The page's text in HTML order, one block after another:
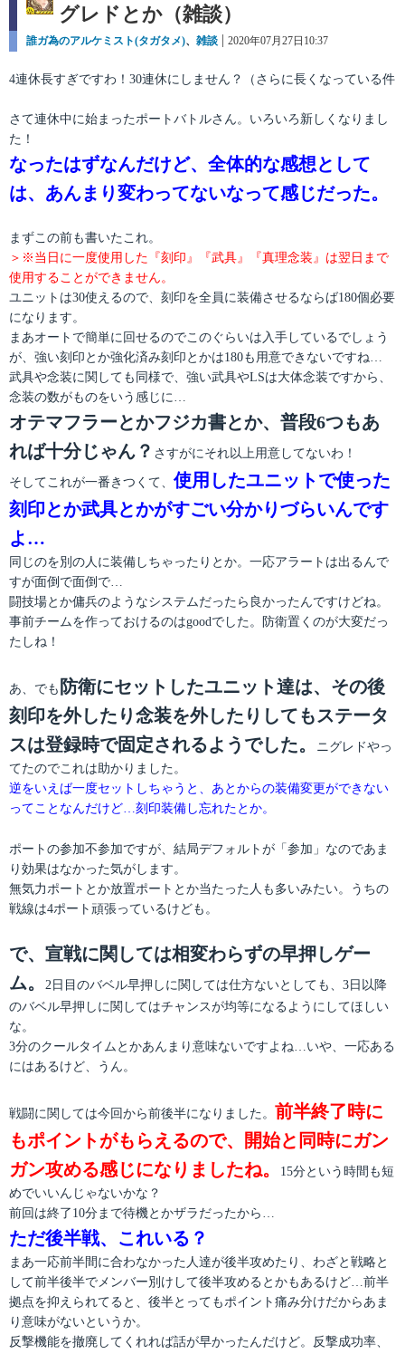
グレドとか（雑談）
カ
ゴ
誰ガ為のアルケミスト(タガタメ)、 雑談
投
日:
2020年07月27日10:37
4連休長すぎですわ！30連休にしません？（さらに長くなっている件
さて連休中に始まったポートバトルさん。いろいろ新しくなりまし
た！
なったはずなんだけど、全体的な感想として
は、あんまり変わってないなって感じだった。
まずこの前も書いたこれ。
＞※当日に一度使用した『刻印』『武具』『真理念装』は翌日まで
使用することができません。
ユニットは30使えるので、刻印を全員に装備させるならば180個必要
になります。
まあオートで簡単に回せるのでこのぐらいは入手しているでしょう
が、強い刻印とか強化済み刻印とかは180も用意できないですね…
武具や念装に関しても同様で、強い武具やLSは大体念装ですから、
念装の数がものをいう感じに…
オテマフラーとかフジカ書とか、普段6つもあ
れば十分じゃん？ さすがにそれ以上用意してないわ！
そしてこれが一番きつくて、 使用したユニットで使った
刻印とか武具とかがすごい分かりづらいんです
よ…
同じのを別の人に装備しちゃったりとか。一応アラートは出るんで
すが面倒で面倒で…
闘技場とか傭兵のようなシステムだったら良かったんですけどね。
事前チームを作っておけるのはgoodでした。防衛置くのが大変だっ
たしね！
あ、でも 防衛にセットしたユニット達は、その後
刻印を外したり念装を外したりしてもステータ
スは登録時で固定されるようでした。
ニグレドやっ
てたのでこれは助かりました。
逆をいえば一度セットしちゃうと、あとからの装備変更ができない
ってことなんだけど…刻印装備し忘れたとか。
ポートの参加不参加ですが、結局デフォルトが「参加」なのであま
り効果はなかった気がします。
無気力ポートとか放置ポートとか当たった人も多いみたい。うちの
戦線は4ポート頑張っているけども。
で、宣戦に関しては相変わらずの早押しゲー
ム。
2日目のバベル早押しに関しては仕方ないとしても、3日以降
のバベル早押しに関してはチャンスが均等になるようにしてほしい
な。
3分のクールタイムとかあんまり意味ないですよね…いや、一応ある
にはあるけど、うん。
戦闘に関しては今回から前後半になりました。 前半終了時に
もポイントがもらえるので、開始と同時にガン
ガン攻める感じになりましたね。
15分という時間も短
めでいいんじゃないかな？
前回は終了10分まで待機とかザラだったから…
ただ後半戦、これいる？
まあ一応前半間に合わなかった人達が後半攻めたり、わざと戦略と
して前半後半でメンバー別けして後半攻めるとかもあるけど…前半
拠点を抑えられてると、後半とってもポイント痛み分けだからあま
り意味がないというか。
反撃機能を撤廃してくれれば話が早かったんだけど。反撃成功率、